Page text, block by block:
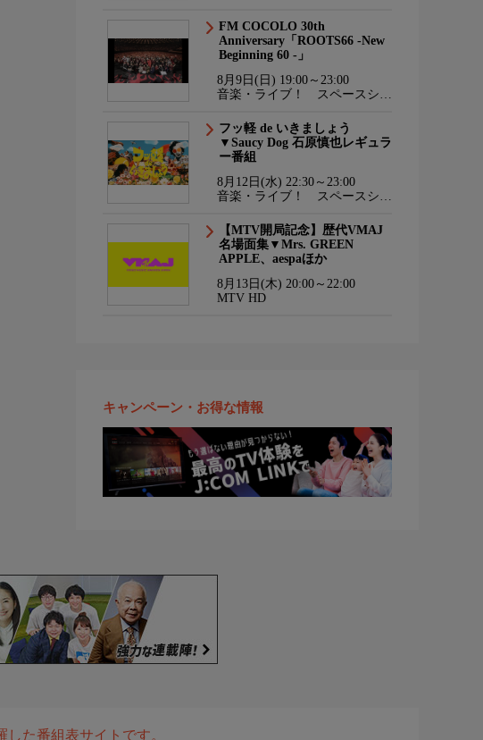
FM COCOLO 30th
Anniversary「ROOTS66 -New
Beginning 60 -」
8月9日(日) 19:00～23:00
音楽・ライブ！ スペースシャ
フッ軽 de いきましょう
▼Saucy Dog 石原慎也レギュラ
ー番組
8月12日(水) 22:30～23:00
音楽・ライブ！ スペースシャ
【MTV開局記念】歴代VMAJ
名場面集▼Mrs. GREEN
APPLE、aespaほか
8月13日(木) 20:00～22:00
MTV HD
キャンペーン・お得な情報
た番組表サイトです。